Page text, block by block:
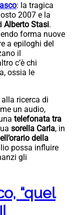
: la tragica
2007 e la
Alberto Stasi.
forma nuove
a epiloghi del
il
c’è chi
ossia le
ricerca di
un audio,
telefonata tra
sorella Carla, in
della
possa influire
gli
“quel